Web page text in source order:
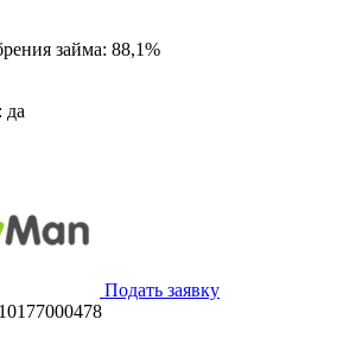
займа: 88,1%
да
Подать заявку